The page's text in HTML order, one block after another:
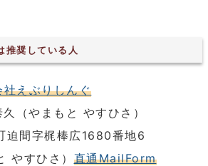
推奨している人
社えぶりしんぐ
（やまもと やすひさ）
迫間字梶棒広1680番地6
やすひさ） 直通MailForm